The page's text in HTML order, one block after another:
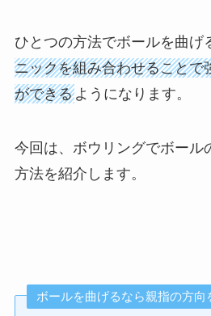
ひとつの方法でボールを曲げ
ニックを組み合わせることで
ができるようになります。
今回は、ボウリングでボール
方法を紹介します。
ボールを曲げるなら親指の方向